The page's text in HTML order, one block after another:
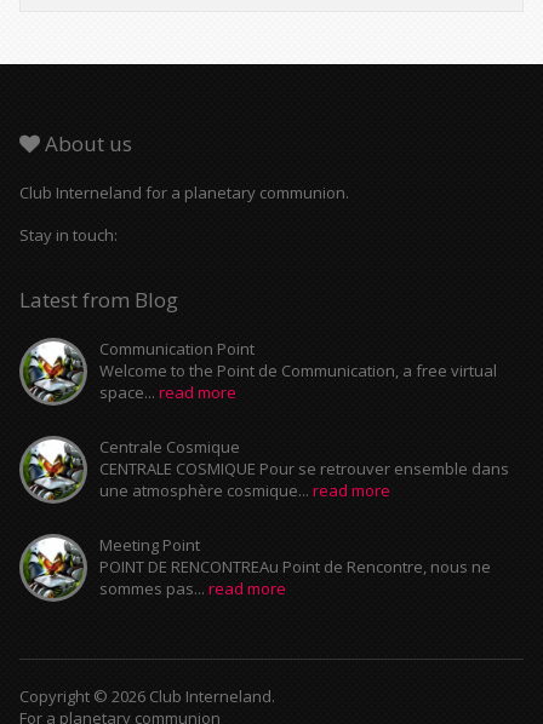
About us
Club Interneland for a planetary communion.
Stay in touch:
Latest from Blog
Communication Point
Welcome to the Point de Communication, a free virtual
space... read more
Centrale Cosmique
CENTRALE COSMIQUE Pour se retrouver ensemble dans
une atmosphère cosmique... read more
Meeting Point
POINT DE RENCONTREAu Point de Rencontre, nous ne
sommes pas... read more
Copyright © 2026 Club Interneland.
For a planetary communion